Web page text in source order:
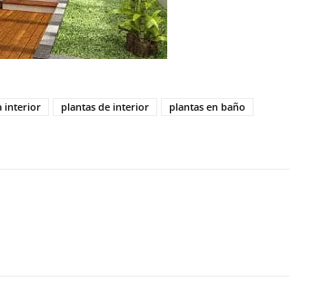
interior plantas de interior
plantas en baño